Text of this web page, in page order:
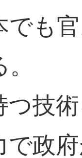
でも
技
で政